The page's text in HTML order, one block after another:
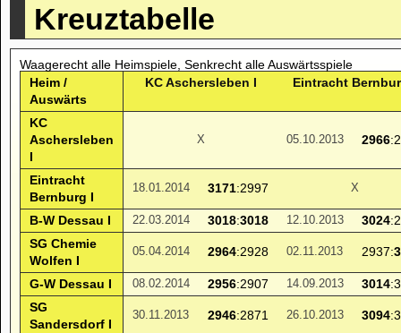
Kreuztabelle
Waagerecht alle Heimspiele, Senkrecht alle Auswärtsspiele
Heim /
Auswärts
KC Aschersleben I Eintracht
KC
Aschersleben
I
X 05.10.2013 2966
Eintracht
Bernburg I
18.01.2014 3171:2997 X
B-W Dessau I 22.03.2014 3018:3018 12.10.2013 3024
SG Chemie
Wolfen I
05.04.2014 2964:2928 02.11.2013 2937:
G-W Dessau I 08.02.2014 2956:2907 14.09.2013 3014
SG
Sandersdorf I
30.11.2013 2946:2871 26.10.2013 3094